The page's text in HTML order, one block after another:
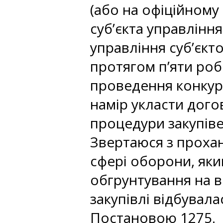
(або на
суб’єкта
управління
протягом п’яти
проведення
намір укласти
процедури
Звертаюся з
сфері оборони,
обгрунтування на
закупівлі
Постановою 1275.